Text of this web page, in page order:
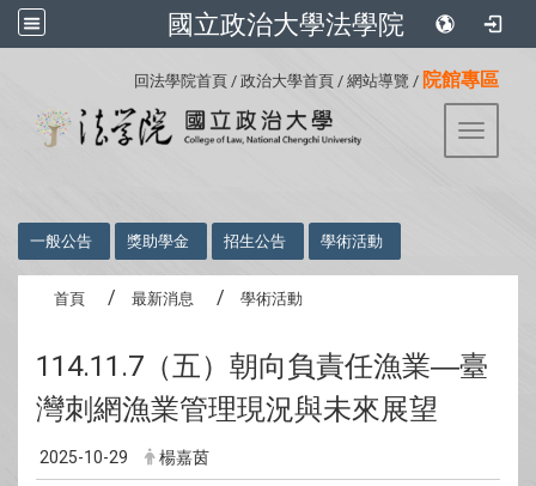
國立政治大學法學院
回法學院首頁 / 政治大學首頁 / 網站導覽 / 院館專區
Toggle
一般公告 獎助學金 招生公告 學術活動
首頁 最新消息 學術活動
114.11.7（五）朝向負責任漁業―臺
灣刺網漁業管理現況與未來展望
2025-10-29 楊嘉茵